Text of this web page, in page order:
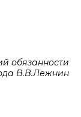
обязанности
В.В.Лежнин